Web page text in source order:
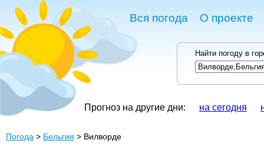
Вся погода О проекте
Найти погоду в
Прогноз на другие дни: на сегодня
Погода > Бельгия > Вилворде